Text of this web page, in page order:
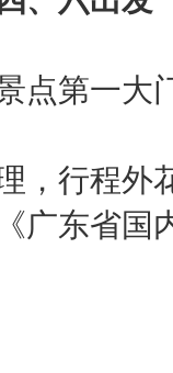
点第一大
，行程外
广东省国